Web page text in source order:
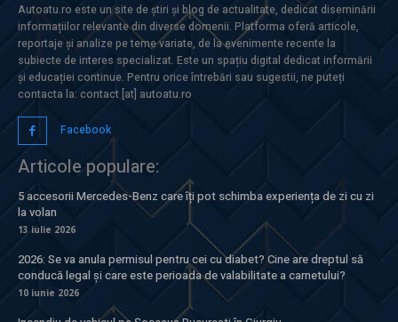
Autoatu.ro este un site de știri și blog de actualitate, dedicat diseminării
informațiilor relevante din diverse domenii. Platforma oferă articole,
reportaje și analize pe teme variate, de la evenimente recente la
subiecte de interes specializat. Este un spațiu digital dedicat informării
și educației continue. Pentru orice întrebări sau sugestii, ne puteți
contacta la: contact [at] autoatu.ro
Facebook
Articole populare:
5 accesorii Mercedes-Benz care îți pot schimba experiența de zi cu zi
la volan
13 iulie 2026
2026: Se va anula permisul pentru cei cu diabet? Cine are dreptul să
conducă legal și care este perioada de valabilitate a carnetului?
10 iunie 2026